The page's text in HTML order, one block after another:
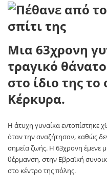
Μια 63χρονη
τραγικό
στο ίδιο της το
Κέρκυρα.
Η άτυχη γυναίκα εντοπίστηκε
όταν την αναζήτησαν, καθώς
σημεία ζωής. Η 63χρονη έμενε
θέρμανση, στην Εβραϊκή
στο κέντρο της πόλης.